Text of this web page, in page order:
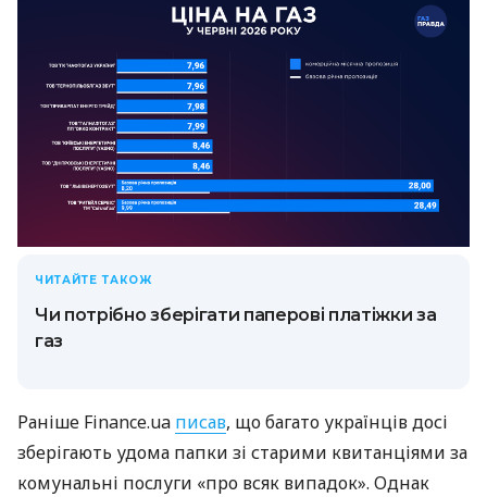
ЧИТАЙТЕ ТАКОЖ
Чи потрібно зберігати паперові платіжки за
газ
Раніше Finance.ua писав, що багато українців досі
зберігають удома папки зі старими квитанціями за
комунальні послуги «про всяк випадок». Однак